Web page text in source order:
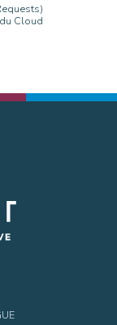
Cloud